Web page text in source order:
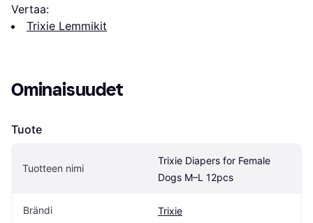
Vertaa:
Trixie Lemmikit
Ominaisuudet
Tuote
Tuotteen nimi
Trixie Diapers for Female
Dogs M–L 12pcs
Brändi Trixie